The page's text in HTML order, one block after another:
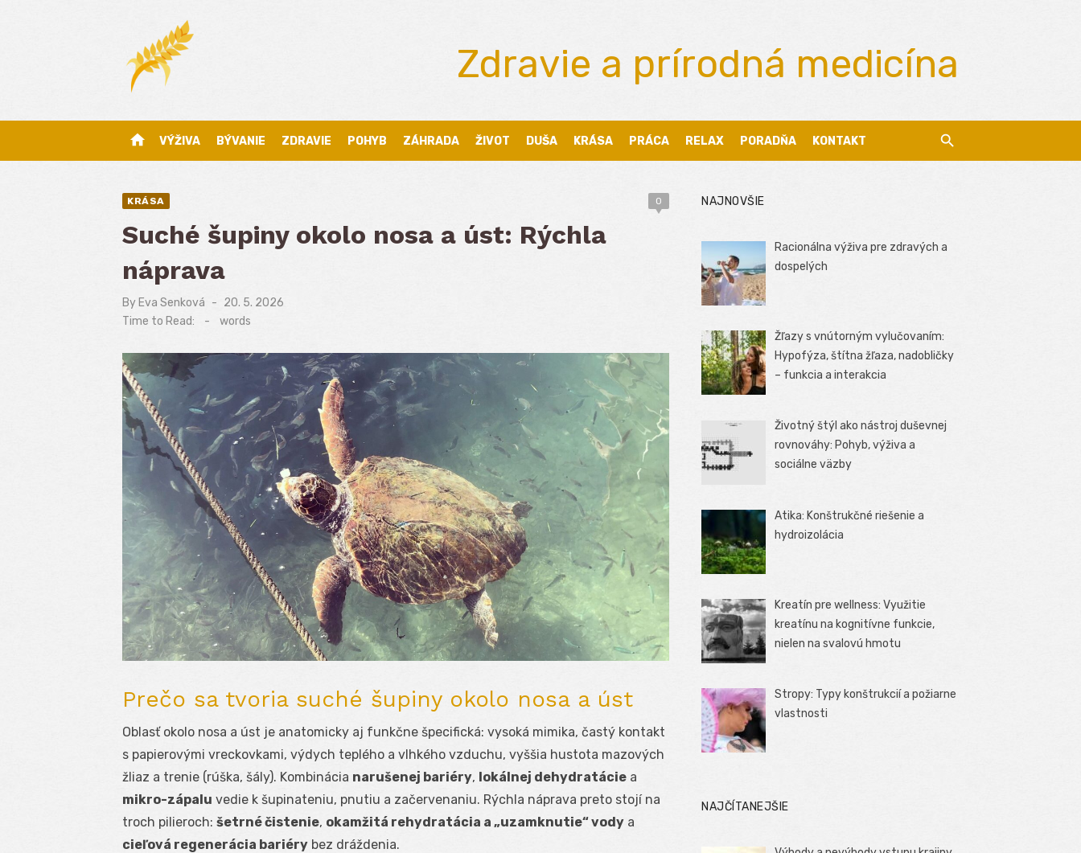
Zdravie a prírodná medicína
home VÝŽIVA BÝVANIE ZDRAVIE POHYB ZÁHRADA ŽIVOT DUŠA KRÁSA PRÁCA RELAX PORADŇA KONTAKT
KRÁSA 0
Suché šupiny okolo nosa a úst: Rýchla
náprava
By Eva Senková
Posted
on
20. 5. 2026
Time to Read:
- words
Prečo sa tvoria suché šupiny okolo nosa a úst
Oblasť okolo nosa a úst je anatomicky aj funkčne špecifická: vysoká mimika, častý kontakt
s papierovými vreckovkami, výdych teplého a vlhkého vzduchu, vyššia hustota mazových
žliaz a trenie (rúška, šály). Kombinácia narušenej bariéry, lokálnej dehydratácie a
mikro-zápalu vedie k šupinateniu, pnutiu a začervenaniu. Rýchla náprava preto stojí na
troch pilieroch: šetrné čistenie, okamžitá rehydratácia a „uzamknutie“ vody a
cieľová regenerácia bariéry bez dráždenia.
NAJNOVŠIE
Racionálna výživa pre zdravých a
dospelých
Žľazy s vnútorným vylučovaním:
Hypofýza, štítna žľaza, nadobličky
– funkcia a interakcia
Životný štýl ako nástroj duševnej
rovnováhy: Pohyb, výživa a
sociálne väzby
Atika: Konštrukčné riešenie a
hydroizolácia
Kreatín pre wellness: Využitie
kreatínu na kognitívne funkcie,
nielen na svalovú hmotu
Stropy: Typy konštrukcií a požiarne
vlastnosti
NAJČÍTANEJŠIE